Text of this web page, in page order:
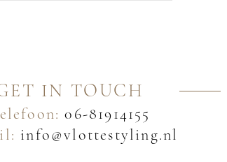
IN TOUCH
06-81914155
info@vlottestyling.nl